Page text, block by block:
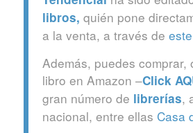
libros, quién pone
a la venta, a través de
Además, puedes comprar,
libro en Amazon –Click
gran número de librerías,
nacional, entre ellas Casa